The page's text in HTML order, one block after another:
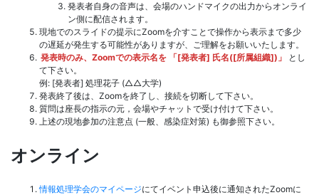
発表者自身の音声は、会場のハンドマイクの出力からオンライ
ン側に配信されます。
現地でのスライドの提示にZoomを介すことで操作から表示まで多少
の遅延が発生する可能性がありますが、ご理解をお願いいたします。
発表時のみ、Zoomでの表示名を 「[発表者] 氏名([所属組織])」
とし
て下さい。
例: [発表者] 処理花子 (△△大学)
発表終了後は、Zoomを終了し、接続を切断して下さい。
質問は座長の指示の元，会場やチャットで受け付けて下さい。
上述の現地参加の注意点 (一般、感染症対策) も御参照下さい。
オンライン
情報処理学会のマイページにてイベント申込後に通知されたZoomに